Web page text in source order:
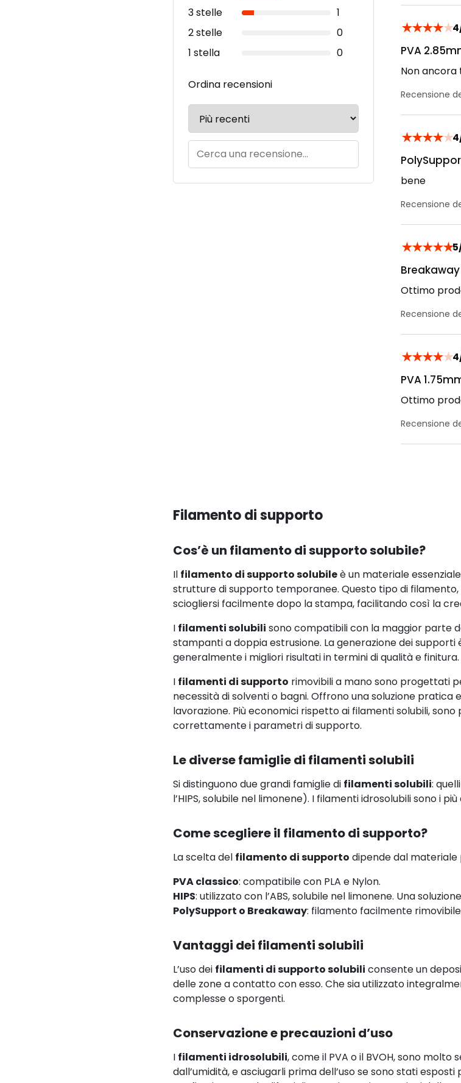
3 stelle
1
2 stelle
0
1 stella
0
Ordina recensioni
★★★★★
PVA
Non
Recensione
★★★★★
bene
Recensione
★★★★★
Ottimo
Recensione
★★★★★
PVA
Ottimo
Recensione
Filamento di supporto
Cos’è un filamento di supporto solubile?
Il filamento di supporto solubileè un materiale
strutture di supporto temporanee. Questo tipo di
sciogliersi facilmente dopo la stampa, facilitando così la
I filamenti solubili sono compatibili con la maggior parte
stampanti a doppia estrusione. La generazione dei supporti
generalmente i migliori risultati in termini di qualità e finitura.
I filamenti di supporto rimovibili a mano sono progettati
necessità di solventi o bagni. Offrono una soluzione
lavorazione. Più economici rispetto ai filamenti solubili,
correttamente i parametri di supporto.
Le diverse famiglie di filamenti solubili
Si distinguono due grandi famiglie di filamenti solubili:
l’HIPS, solubile nel limonene). I filamenti idrosolubili sono i
Come scegliere il filamento di supporto?
La scelta del filamento di supporto dipende dal
PVA classico: compatibile con PLA e Nylon.
HIPS: utilizzato con l’ABS, solubile nel limonene. Una
PolySupport o Breakaway: filamento facilmente
Vantaggi dei filamenti solubili
L’uso dei filamenti di supporto solubili consente un
delle zone a contatto con esso. Che sia utilizzato
complesse o sporgenti.
Conservazione e precauzioni d’uso
I filamenti idrosolubili, come il PVA o il BVOH, sono
dall’umidità, e asciugarli prima dell’uso se sono stati